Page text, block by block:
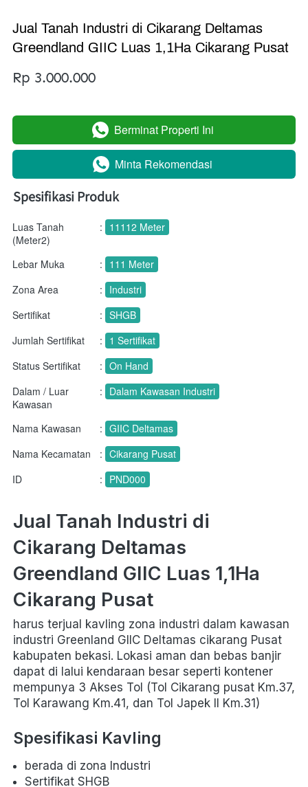
Jual Tanah Industri di Cikarang Deltamas
Greendland GIIC Luas 1,1Ha Cikarang Pusat
Rp 3.000.000
` Berminat Properti Ini
` Minta Rekomendasi
Spesifikasi Produk
Luas Tanah
(Meter2)
: 11112 Meter
Lebar Muka : 111 Meter
Zona Area
: Industri
Sertifikat
: SHGB
Jumlah Sertifikat
: 1 Sertifikat
Status Sertifikat
: On Hand
Dalam / Luar
Kawasan
: Dalam Kawasan Industri
Nama Kawasan : GIIC Deltamas
Nama Kecamatan
: Cikarang Pusat
ID
: PND000
Jual Tanah Industri di
Cikarang Deltamas
Greendland GIIC Luas 1,1Ha
Cikarang Pusat
harus terjual kavling zona industri dalam kawasan
industri Greenland GIIC Deltamas cikarang Pusat
kabupaten bekasi. Lokasi aman dan bebas banjir
dapat di lalui kendaraan besar seperti kontener
mempunya 3 Akses Tol (Tol Cikarang pusat Km.37,
Tol Karawang Km.41, dan Tol Japek II Km.31)
Spesifikasi Kavling
berada di zona Industri
Sertifikat SHGB